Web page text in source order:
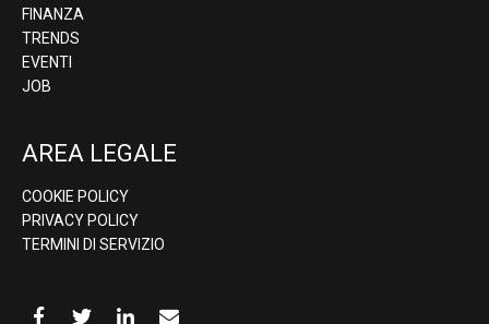
FINANZA
TRENDS
EVENTI
JOB
AREA LEGALE
COOKIE POLICY
PRIVACY POLICY
TERMINI DI SERVIZIO